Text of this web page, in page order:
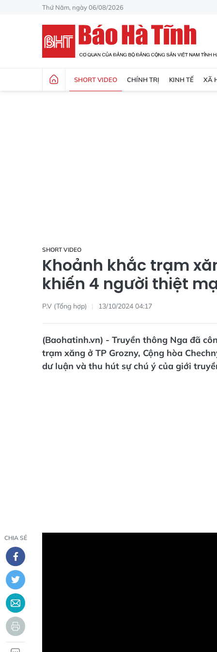
Thứ Năm, ngày 06/08/2026
SHORT VIDEO CHÍNH TRỊ KINH TẾ XÃ
SHORT VIDEO
Khoảnh khắc trạm
khiến 4 người thiệt
P.V (Tổng hợp) 13/10/2024 04:17
(Baohatinh.vn) - Truyền thông Nga đã
trạm xăng ở TP Grozny, Cộng hòa
dư luận và thu hút sự chú ý của giới
CHIA SẺ